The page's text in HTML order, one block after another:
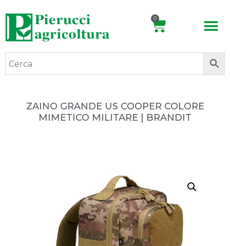
0
ZAINO GRANDE US COOPER COLORE
MIMETICO MILITARE | BRANDIT